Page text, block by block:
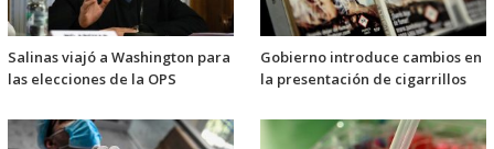
Salinas viajó a Washington para
las elecciones de la OPS
Gobierno introduce cambios en
la presentación de cigarrillos